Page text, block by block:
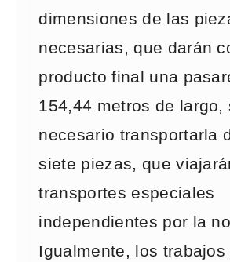
dimensiones de las
necesarias, que darán
producto final una
154,44 metros de largo,
necesario transportarla
siete piezas, que
transportes especiales
independientes por la
Igualmente, los trabajos